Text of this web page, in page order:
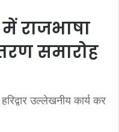
में राजभाषा
समारोह
उल्लेखनीय कार्य कर